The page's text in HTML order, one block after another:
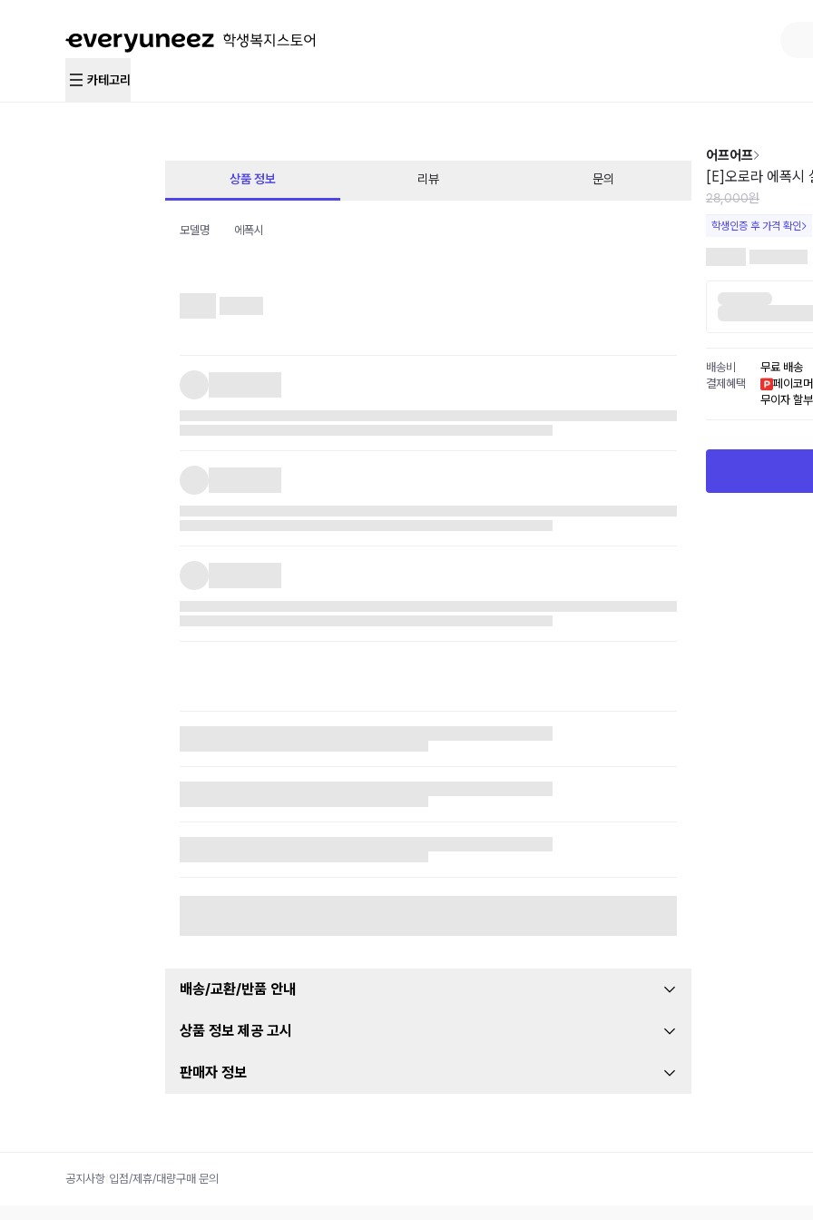
카테고리
상품 정보 리뷰 문의
모델명 에폭시
배송/교환/반품 안내
상품 정보 제공 고시
판매자 정보
어프어프
[E]오로라 에폭시
28,000원
학생인증 후 가격 확인
배송비
무료 배송
결제혜택
페이코
무이자 할
공지사항 입점/제휴/대량구매 문의